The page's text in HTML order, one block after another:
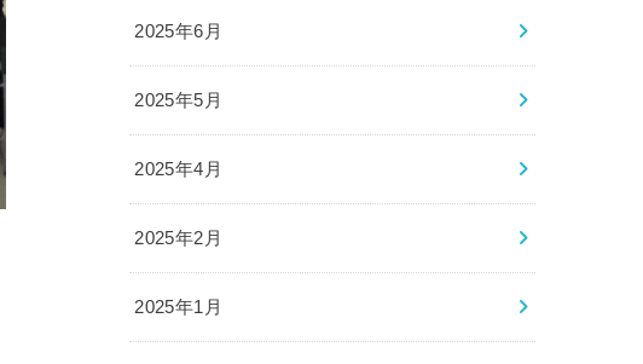
2025年6月
2025年5月
2025年4月
2025年2月
2025年1月